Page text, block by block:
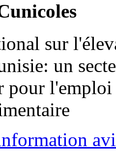
sur
un
pour l'emploi